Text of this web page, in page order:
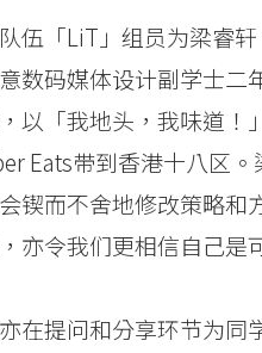
伍「LiT」组员为梁睿
意数码媒体设计副学士
以「我地头，我味道！
Eats带到香港十八区
锲而不舍地修改策略和
亦令我们更相信自己是
在提问和分享环节为同